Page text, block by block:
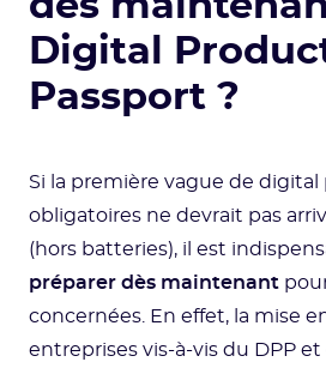
Digital
Passport ?
Si la première vague de
obligatoires ne devrait pas
(hors batteries), il est
préparer dès maintenant
concernées. En effet, la mise
entreprises vis-à-vis du DPP